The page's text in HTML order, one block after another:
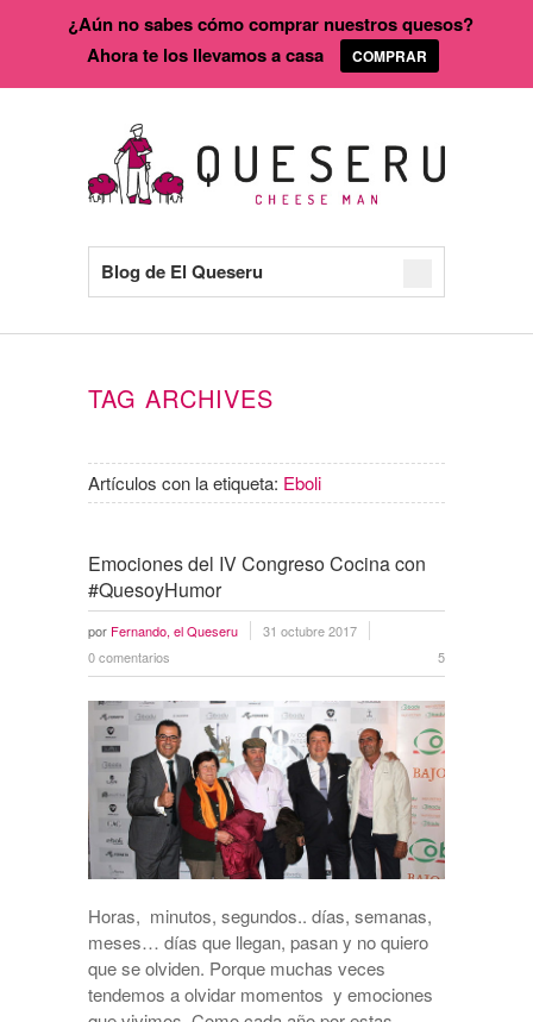
Blog de El Queseru
TAG ARCHIVES
Artículos con la etiqueta: Eboli
Emociones del IV Congreso Cocina con
#QuesoyHumor
por Fernando, el Queseru
31 octubre 2017
0 comentarios
5
Horas, minutos, segundos.. días, semanas,
meses… días que llegan, pasan y no quiero
que se olviden. Porque muchas veces
tendemos a olvidar momentos y emociones
¿Aún no sabes cómo comprar nuestros quesos?
Ahora te los llevamos a casa
COMPRAR